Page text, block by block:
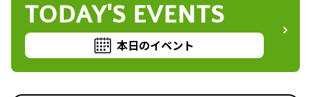
TODAY'S EVENTS
本日のイベント